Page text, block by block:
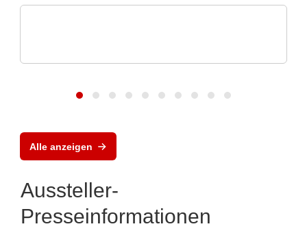
Alle anzeigen
Aussteller-
Presseinformationen